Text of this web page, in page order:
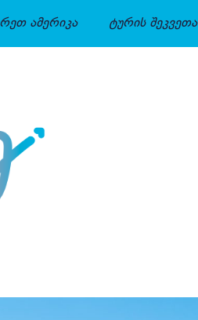
ამერიკა ტურის შეკვეთა